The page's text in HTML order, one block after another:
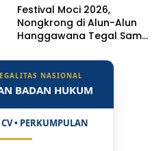
Festival Moci 2026,
Nongkrong di Alun-Alun
Hanggawana Tegal Sambil
NASIONAL
BADAN HUKUM
CV • PERKUMPULAN